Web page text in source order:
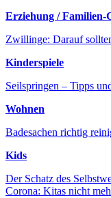
Erziehung / Familien-
Zwillinge: Darauf
Kinderspiele
Seilspringen – Tipps
Wohnen
Badesachen richtig
Kids
Der Schatz des
Corona: Kitas nicht